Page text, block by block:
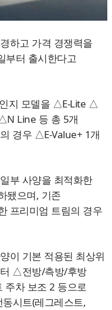
하고 가격 경쟁력을
부터 출시한다고
지 모델을 △E-Lite △
Line 등 총 5개
경우 △E-Value+ 1개
부 사양을 최적화한
됐으며, 기존
프리미엄 트림의 경우
이 기본 적용된 최상위
△전방/측방/후방
차 보조 2 등으로
시트(레그레스트,